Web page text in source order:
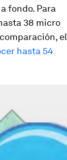
fondo. Para
38 micro
el
hasta 54